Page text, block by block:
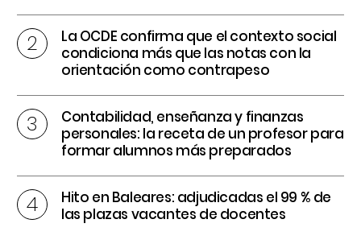
La OCDE confirma que el contexto social
condiciona más que las notas con la
orientación como contrapeso
Contabilidad, enseñanza y finanzas
personales: la receta de un profesor para
formar alumnos más preparados
Hito en Baleares: adjudicadas el 99 % de
las plazas vacantes de docentes